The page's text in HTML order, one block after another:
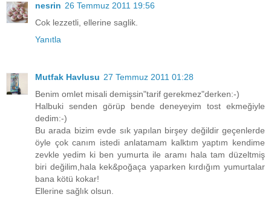
nesrin 26 Temmuz 2011 19:56
Cok lezzetli, ellerine saglik.
Yanıtla
Mutfak Havlusu 27 Temmuz 2011 01:28
Benim omlet misali demişsin"tarif gerekmez"derken:-)
Halbuki senden görüp bende deneyeyim tost ekmeğiyle
dedim:-)
Bu arada bizim evde sık yapılan birşey değildir geçenlerde
öyle çok canım istedi anlatamam kalktım yaptım kendime
zevkle yedim ki ben yumurta ile aramı hala tam düzeltmiş
biri değilim,hala kek&poğaça yaparken kırdığım yumurtalar
bana kötü kokar!
Ellerine sağlık olsun.